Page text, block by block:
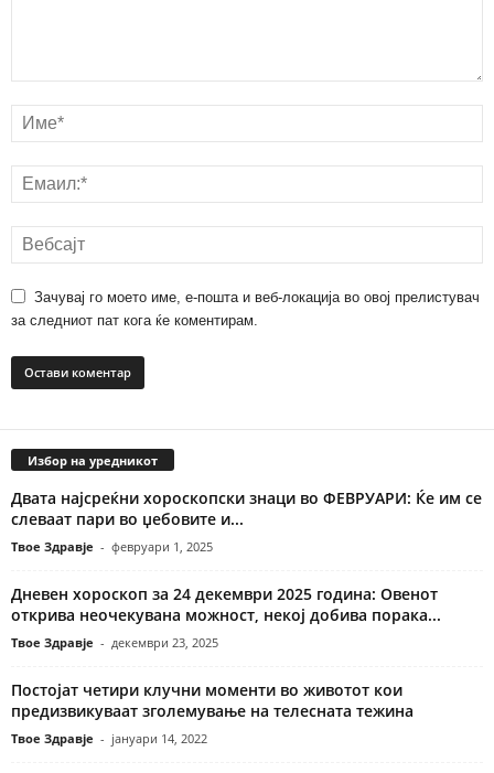
Зачувај го моето име, е-пошта и веб-локација во овој прелистувач
за следниот пат кога ќе коментирам.
Избор на уредникот
Двата најсреќни хороскопски знаци во ФЕВРУАРИ: Ќе им се
слеваат пари во џебовите и...
Твое Здравје - февруари 1, 2025
Дневен хороскоп за 24 декември 2025 година: Овенот
открива неочекувана можност, некој добива порака...
Твое Здравје - декември 23, 2025
Постојат четири клучни моменти во животот кои
предизвикуваат зголемување на телесната тежина
Твое Здравје - јануари 14, 2022